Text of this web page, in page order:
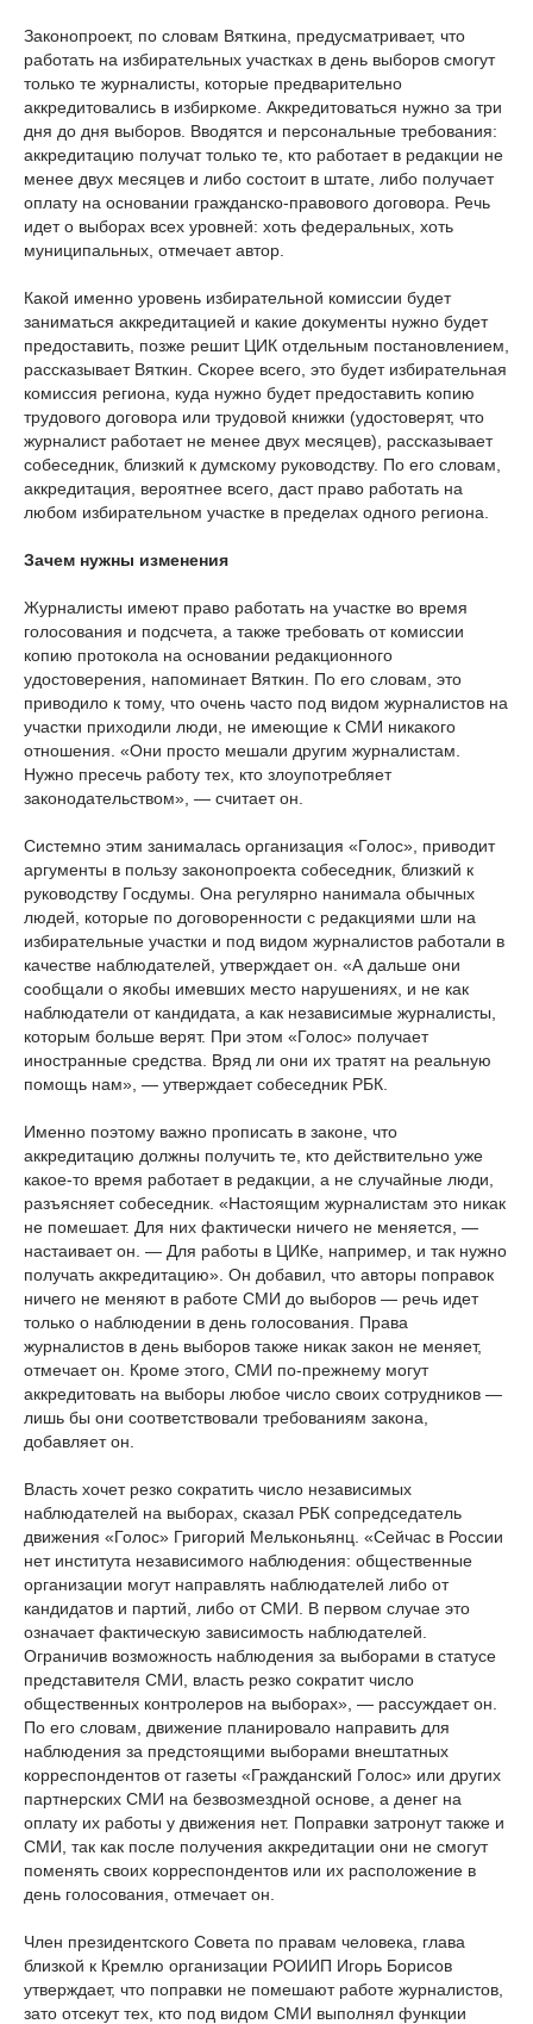
Законопроект, по словам Вяткина, предусматривает, что
работать на избирательных участках в день выборов смогут
только те журналисты, которые предварительно
аккредитовались в избиркоме. Аккредитоваться нужно за три
дня до дня выборов. Вводятся и персональные требования:
аккредитацию получат только те, кто работает в редакции не
менее двух месяцев и либо состоит в штате, либо получает
оплату на основании гражданско-правового договора. Речь
идет о выборах всех уровней: хоть федеральных, хоть
муниципальных, отмечает автор.
Какой именно уровень избирательной комиссии будет
заниматься аккредитацией и какие документы нужно будет
предоставить, позже решит ЦИК отдельным постановлением,
рассказывает Вяткин. Скорее всего, это будет избирательная
комиссия региона, куда нужно будет предоставить копию
трудового договора или трудовой книжки (удостоверят, что
журналист работает не менее двух месяцев), рассказывает
собеседник, близкий к думскому руководству. По его словам,
аккредитация, вероятнее всего, даст право работать на
любом избирательном участке в пределах одного региона.
Зачем нужны изменения
Журналисты имеют право работать на участке во время
голосования и подсчета, а также требовать от комиссии
копию протокола на основании редакционного
удостоверения, напоминает Вяткин. По его словам, это
приводило к тому, что очень часто под видом журналистов на
участки приходили люди, не имеющие к СМИ никакого
отношения. «Они просто мешали другим журналистам.
Нужно пресечь работу тех, кто злоупотребляет
законодательством», — считает он.
Системно этим занималась организация «Голос», приводит
аргументы в пользу законопроекта собеседник, близкий к
руководству Госдумы. Она регулярно нанимала обычных
людей, которые по договоренности с редакциями шли на
избирательные участки и под видом журналистов работали в
качестве наблюдателей, утверждает он. «А дальше они
сообщали о якобы имевших место нарушениях, и не как
наблюдатели от кандидата, а как независимые журналисты,
которым больше верят. При этом «Голос» получает
иностранные средства. Вряд ли они их тратят на реальную
помощь нам», — утверждает собеседник РБК.
Именно поэтому важно прописать в законе, что
аккредитацию должны получить те, кто действительно уже
какое-то время работает в редакции, а не случайные люди,
разъясняет собеседник. «Настоящим журналистам это никак
не помешает. Для них фактически ничего не меняется, —
настаивает он. — Для работы в ЦИКе, например, и так нужно
получать аккредитацию». Он добавил, что авторы поправок
ничего не меняют в работе СМИ до выборов — речь идет
только о наблюдении в день голосования. Права
журналистов в день выборов также никак закон не меняет,
отмечает он. Кроме этого, СМИ по-прежнему могут
аккредитовать на выборы любое число своих сотрудников —
лишь бы они соответствовали требованиям закона,
добавляет он.
Власть хочет резко сократить число независимых
наблюдателей на выборах, сказал РБК сопредседатель
движения «Голос» Григорий Мельконьянц. «Сейчас в России
нет института независимого наблюдения: общественные
организации могут направлять наблюдателей либо от
кандидатов и партий, либо от СМИ. В первом случае это
означает фактическую зависимость наблюдателей.
Ограничив возможность наблюдения за выборами в статусе
представителя СМИ, власть резко сократит число
общественных контролеров на выборах», — рассуждает он.
По его словам, движение планировало направить для
наблюдения за предстоящими выборами внештатных
корреспондентов от газеты «Гражданский Голос» или других
партнерских СМИ на безвозмездной основе, а денег на
оплату их работы у движения нет. Поправки затронут также и
СМИ, так как после получения аккредитации они не смогут
поменять своих корреспондентов или их расположение в
день голосования, отмечает он.
Член президентского Совета по правам человека, глава
близкой к Кремлю организации РОИИП Игорь Борисов
утверждает, что поправки не помешают работе журналистов,
зато отсекут тех, кто под видом СМИ выполнял функции